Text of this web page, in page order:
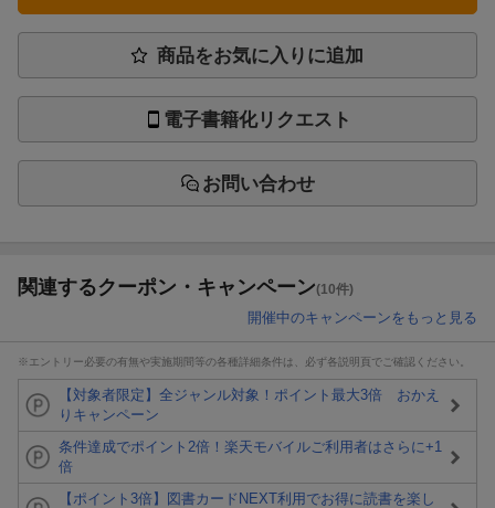
商品をお気に入りに追加
電子書籍化リクエスト
お問い合わせ
関連するクーポン・キャンペーン(10件)
開催中のキャンペーンをもっと見る
※エントリー必要の有無や実施期間等の各種詳細条件は、必ず各説明頁でご確認ください。
【対象者限定】全ジャンル対象！ポイント最大3倍 おかえ
りキャンペーン
条件達成でポイント2倍！楽天モバイルご利用者はさらに+1
倍
【ポイント3倍】図書カードNEXT利用でお得に読書を楽し